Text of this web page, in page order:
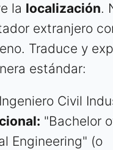
la localización.
extranjero
Traduce y
estándar:
Civil
"Bachelor
Engineering" (o